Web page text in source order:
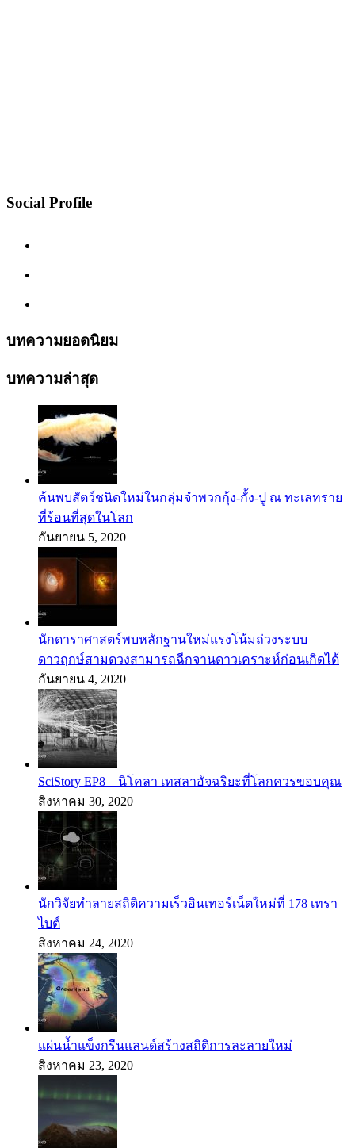
Social Profile
บทความยอดนิยม
บทความล่าสุด
ค้นพบสัตว์ชนิดใหม่ในกลุ่มจำพวกกุ้ง-กั้ง-ปู ณ ทะเลทราย
ที่ร้อนที่สุดในโลก
กันยายน 5, 2020
นักดาราศาสตร์พบหลักฐานใหม่แรงโน้มถ่วงระบบ
ดาวฤกษ์สามดวงสามารถฉีกจานดาวเคราะห์ก่อนเกิดได้
กันยายน 4, 2020
SciStory EP8 – นิโคลา เทสลาอัจฉริยะที่โลกควรขอบคุณ
สิงหาคม 30, 2020
นักวิจัยทำลายสถิติความเร็วอินเทอร์เน็ตใหม่ที่ 178 เทรา
ไบต์
สิงหาคม 24, 2020
แผ่นน้ำแข็งกรีนแลนด์สร้างสถิติการละลายใหม่
สิงหาคม 23, 2020